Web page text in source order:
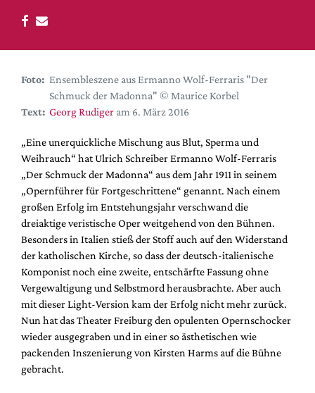
DdB-map
Premierensuche
Festival-Planer
Alle Hefte
Leseproben
Podcast
Service
Shop / Abo
Newsletter
Redaktion
Autor:innen
Partner
Mediadaten
Suche
Foto: Ensembleszene aus Ermanno Wolf-Ferraris "Der
Schmuck der Madonna" © Maurice Korbel
Text: Georg Rudiger am 6. März 2016
„Eine unerquickliche Mischung aus Blut, Sperma und
Weihrauch“ hat Ulrich Schreiber Ermanno Wolf-Ferraris
„Der Schmuck der Madonna“ aus dem Jahr 1911 in seinem
„Opernführer für Fortgeschrittene“ genannt. Nach einem
großen Erfolg im Entstehungsjahr verschwand die
dreiaktige veristische Oper weitgehend von den Bühnen.
Besonders in Italien stieß der Stoff auch auf den Widerstand
der katholischen Kirche, so dass der deutsch-italienische
Komponist noch eine zweite, entschärfte Fassung ohne
Vergewaltigung und Selbstmord herausbrachte. Aber auch
mit dieser Light-Version kam der Erfolg nicht mehr zurück.
Nun hat das Theater Freiburg den opulenten Opernschocker
wieder ausgegraben und in einer so ästhetischen wie
packenden Inszenierung von Kirsten Harms auf die Bühne
gebracht.